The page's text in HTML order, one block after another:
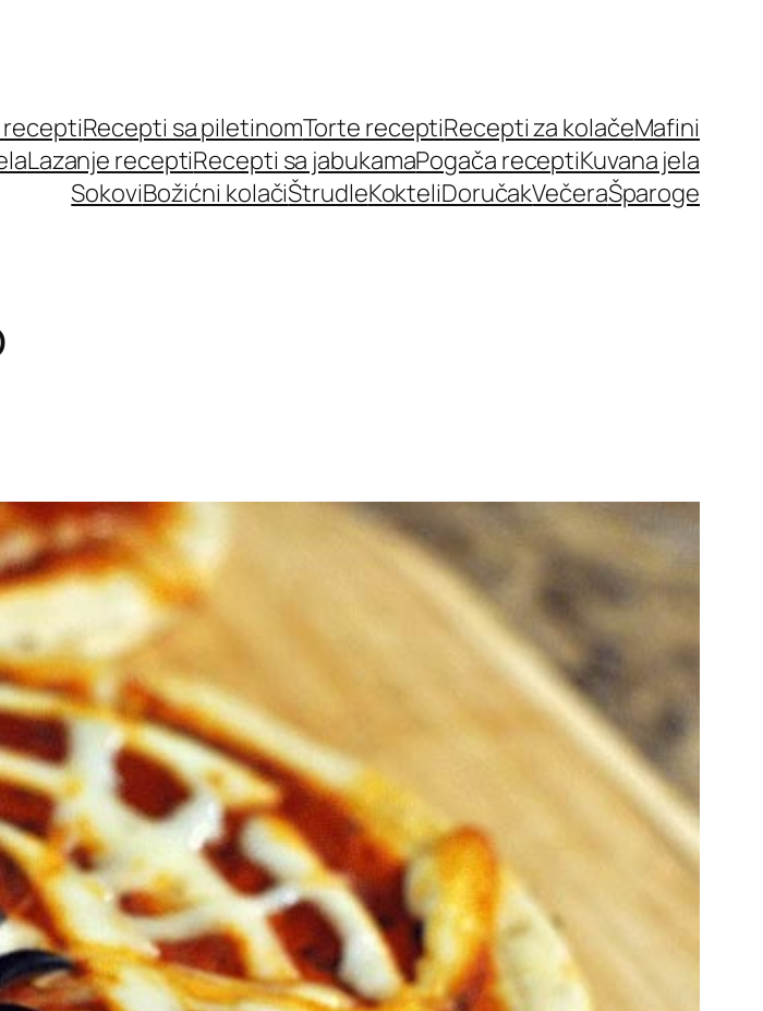
Recepti sa piletinomTorte receptiRecepti za kolačeMafini
Lazanje receptiRecepti sa jabukamaPogača receptiKuvana jela
SokoviBožićni kolačiŠtrudleKokteliDoručakVečeraŠparoge